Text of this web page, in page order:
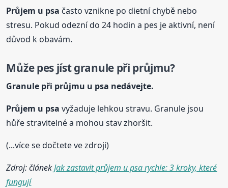
Průjem u psa často vznikne po dietní chybě nebo
stresu. Pokud odezní do 24 hodin a pes je aktivní, není
důvod k obavám.
Může pes jíst granule při průjmu?
Granule při průjmu u psa nedávejte.
Průjem u psa vyžaduje lehkou stravu. Granule jsou
hůře stravitelné a mohou stav zhoršit.
(...více se dočtete ve zdroji)
Zdroj: článekJak zastavit průjem u psa rychle: 3 kroky, které
fungují